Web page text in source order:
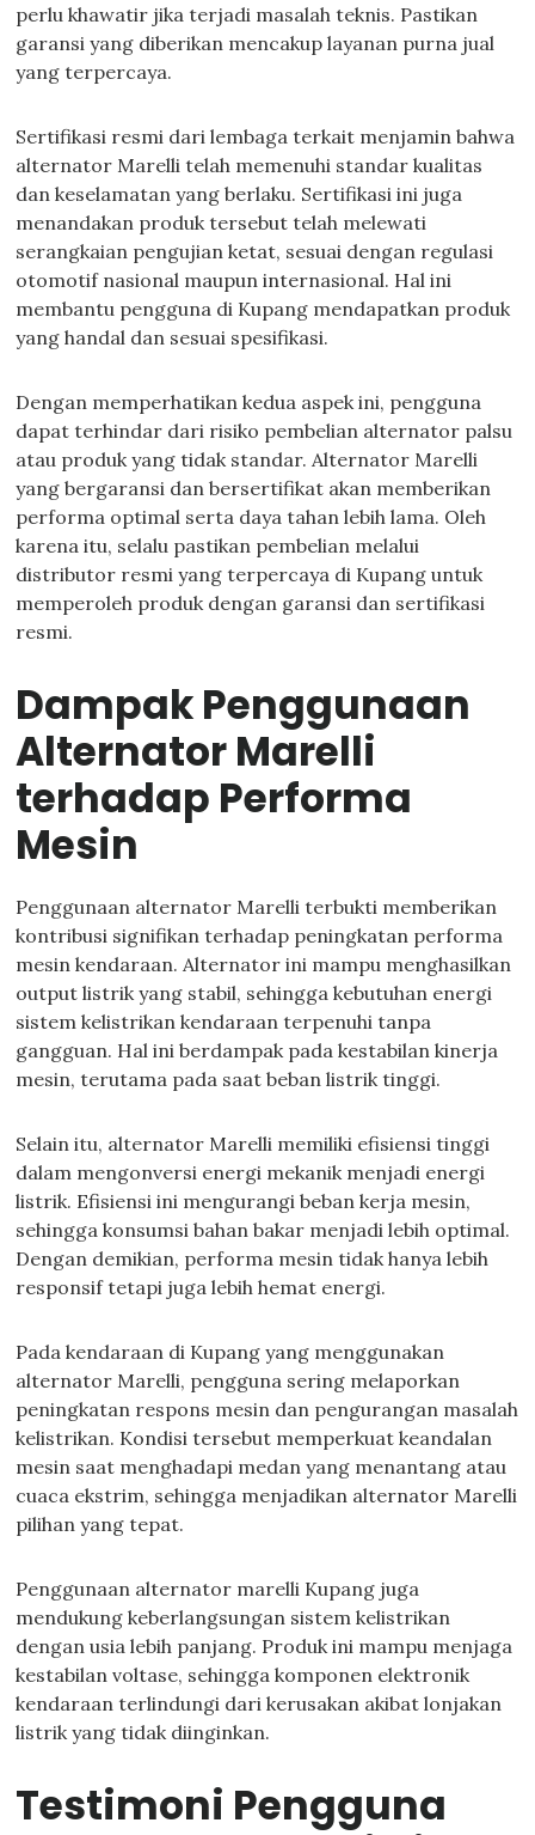
perlu khawatir jika terjadi masalah teknis. Pastikan
garansi yang diberikan mencakup layanan purna jual
yang terpercaya.
Sertifikasi resmi dari lembaga terkait menjamin bahwa
alternator Marelli telah memenuhi standar kualitas
dan keselamatan yang berlaku. Sertifikasi ini juga
menandakan produk tersebut telah melewati
serangkaian pengujian ketat, sesuai dengan regulasi
otomotif nasional maupun internasional. Hal ini
membantu pengguna di Kupang mendapatkan produk
yang handal dan sesuai spesifikasi.
Dengan memperhatikan kedua aspek ini, pengguna
dapat terhindar dari risiko pembelian alternator palsu
atau produk yang tidak standar. Alternator Marelli
yang bergaransi dan bersertifikat akan memberikan
performa optimal serta daya tahan lebih lama. Oleh
karena itu, selalu pastikan pembelian melalui
distributor resmi yang terpercaya di Kupang untuk
memperoleh produk dengan garansi dan sertifikasi
resmi.
Dampak Penggunaan
Alternator Marelli
terhadap Performa
Mesin
Penggunaan alternator Marelli terbukti memberikan
kontribusi signifikan terhadap peningkatan performa
mesin kendaraan. Alternator ini mampu menghasilkan
output listrik yang stabil, sehingga kebutuhan energi
sistem kelistrikan kendaraan terpenuhi tanpa
gangguan. Hal ini berdampak pada kestabilan kinerja
mesin, terutama pada saat beban listrik tinggi.
Selain itu, alternator Marelli memiliki efisiensi tinggi
dalam mengonversi energi mekanik menjadi energi
listrik. Efisiensi ini mengurangi beban kerja mesin,
sehingga konsumsi bahan bakar menjadi lebih optimal.
Dengan demikian, performa mesin tidak hanya lebih
responsif tetapi juga lebih hemat energi.
Pada kendaraan di Kupang yang menggunakan
alternator Marelli, pengguna sering melaporkan
peningkatan respons mesin dan pengurangan masalah
kelistrikan. Kondisi tersebut memperkuat keandalan
mesin saat menghadapi medan yang menantang atau
cuaca ekstrim, sehingga menjadikan alternator Marelli
pilihan yang tepat.
Penggunaan alternator marelli Kupang juga
mendukung keberlangsungan sistem kelistrikan
dengan usia lebih panjang. Produk ini mampu menjaga
kestabilan voltase, sehingga komponen elektronik
kendaraan terlindungi dari kerusakan akibat lonjakan
listrik yang tidak diinginkan.
Testimoni Pengguna